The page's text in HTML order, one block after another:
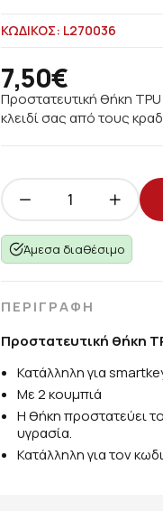
ΚΩΔΙΚΟΣ: L270036
7,50€
Προστατευτική θήκη
κλειδί σας από τους
Άμεσα διαθέσιμο
ΠΕΡΙΓΡΑΦΗ
Προστατευτική θήκη
Κατάλληλη για
Με 2 κουμπιά
Η θήκη προστατεύει
υγρασία.
Κατάλληλη για τον